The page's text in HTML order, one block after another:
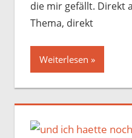
die mir gefällt. Direkt
Thema, direkt
Weiterlesen